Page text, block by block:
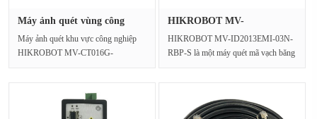
Máy ảnh quét vùng công
Máy ảnh quét khu vực công nghiệp
HIKROBOT MV-CT016G-
HIKROBOT MV-
HIKROBOT MV-ID2013EMI-03N-
RBP-S là một máy quét mã vạch băng